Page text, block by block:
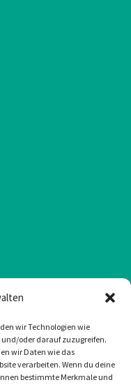
wir Technologien wie
oder darauf zuzugreifen.
wir Daten wie das
verarbeiten. Wenn du deine
bestimmte Merkmale und